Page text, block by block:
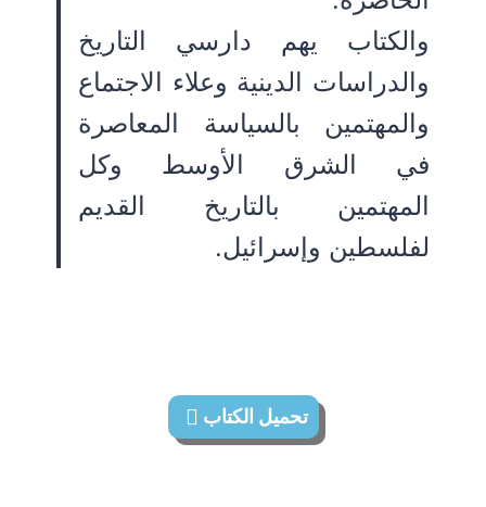
والكتاب يهم دارسي التاريخ
والدراسات الدينية وعلاء الاجتماع
والمهتمين بالسياسة المعاصرة
في الشرق الأوسط وكل
المهتمين بالتاريخ القديم
لفلسطين وإسرائيل.
تحميل الكتاب